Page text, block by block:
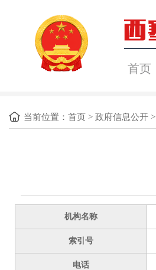
首页
当前位置： 首页 > 政府信息公开 >
机构名称
索引号
电话